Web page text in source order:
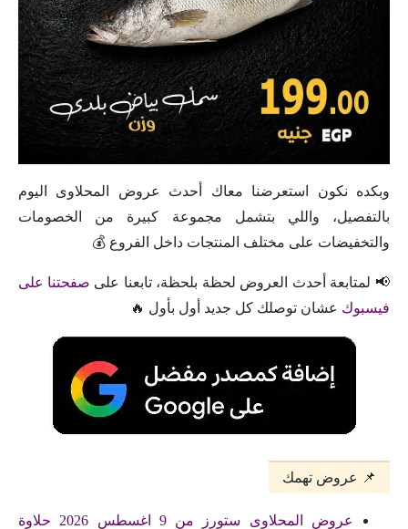
وبكده نكون استعرضنا معاك أحدث عروض المحلاوى اليوم
بالتفصيل، واللي بتشمل مجموعة كبيرة من الخصومات
والتخفيضات على مختلف المنتجات داخل الفروع 💰
📢 لمتابعة أحدث العروض لحظة بلحظة، تابعنا على صفحتنا على
فيسبوك عشان توصلك كل جديد أول بأول 🔥
📌 عروض تهمك
عروض المحلاوى ستورز من 9 اغسطس 2026 حلاوة